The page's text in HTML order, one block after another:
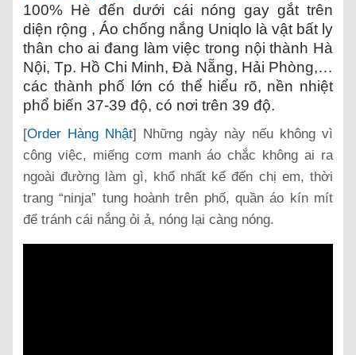
100% Hè đến dưới cái nóng gay gắt trên
diện rộng , Áo chống nắng Uniqlo là vật bất ly
thân cho ai đang làm việc trong nội thành Hà
Nội, Tp. Hồ Chi Minh, Đà Nẵng, Hải Phòng,…
các thành phố lớn có thể hiểu rõ, nền nhiệt
phổ biến 37-39 độ, có nơi trên 39 độ.
[Order Hàng Nhật] Những ngày này nếu không vì
công việc, miếng cơm manh áo chắc không ai ra
ngoài đường làm gì, khổ nhất kể đến chị em, thời
trang “ninja” tung hoành trên phố, quần áo kín mít
để tránh cái nắng ỏi ả, nóng lại càng nóng.